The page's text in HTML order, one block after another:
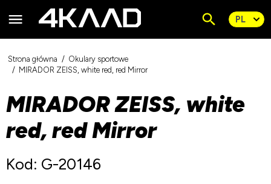
Strona główna
Okulary sportowe
MIRADOR ZEISS, white red, red Mirror
MIRADOR ZEISS, white
red, red Mirror
Kod: G-20146